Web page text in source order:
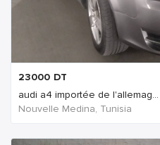
23000 DT
audi a4 importée de l'allemag...
Nouvelle Medina, Tunisia